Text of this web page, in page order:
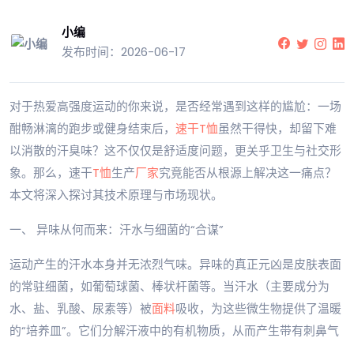
小编
发布时间：2026-06-17
对于热爱高强度运动的你来说，是否经常遇到这样的尴尬：一场
酣畅淋漓的跑步或健身结束后， 速干T恤虽然干得快，却留下难
以消散的汗臭味？这不仅仅是舒适度问题，更关乎卫生与社交形
象。那么，速干T恤生产厂家究竟能否从根源上解决这一痛点？
本文将深入探讨其技术原理与市场现状。
一、 异味从何而来：汗水与细菌的“合谋”
运动产生的汗水本身并无浓烈气味。异味的真正元凶是皮肤表面
的常驻细菌，如葡萄球菌、棒状杆菌等。当汗水（主要成分为
水、盐、乳酸、尿素等）被面料吸收，为这些微生物提供了温暖
的“培养皿”。它们分解汗液中的有机物质，从而产生带有刺鼻气